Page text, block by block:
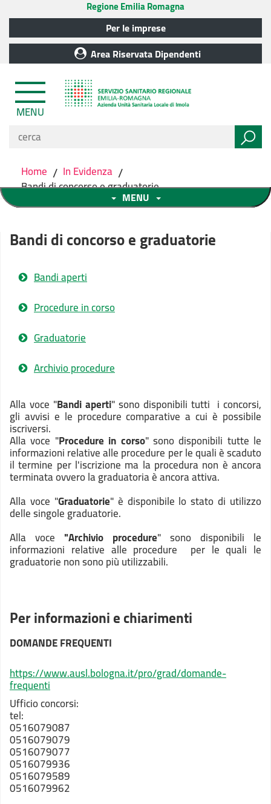
Regione Emilia Romagna
Per le imprese
Area Riservata Dipendenti
MENU
Home / In Evidenza /
Bandi di concorso e graduatorie
MENU
Bandi di concorso e graduatorie
Bandi aperti
Procedure in corso
Graduatorie
Archivio procedure
Alla voce "Bandi aperti" sono disponibili tutti i concorsi,
gli avvisi e le procedure comparative a cui è possibile
iscriversi.
Alla voce "Procedure in corso" sono disponibili tutte le
informazioni relative alle procedure per le quali è scaduto
il termine per l'iscrizione ma la procedura non è ancora
terminata ovvero la graduatoria è ancora attiva.
Alla voce "Graduatorie" è disponibile lo stato di utilizzo
delle singole graduatorie.
Alla voce "Archivio procedure" sono disponibili le
informazioni relative alle procedure per le quali le
graduatorie non sono più utilizzabili.
Per informazioni e chiarimenti
DOMANDE FREQUENTI
https://www.ausl.bologna.it/pro/grad/domande-
frequenti
Ufficio concorsi:
tel:
0516079087
0516079079
0516079077
0516079936
0516079589
0516079962